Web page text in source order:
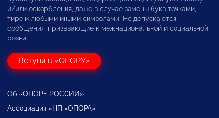
и/или оскорбления, даже в случае замены букв точками,
тире и любыми иными символами. Не допускаются
сообщения, призывающие к межнациональной и социальной
розни.
Вступи в «ОПОРУ»
Об «ОПОРЕ РОССИИ»
Ассоциация «НП «ОПОРА»